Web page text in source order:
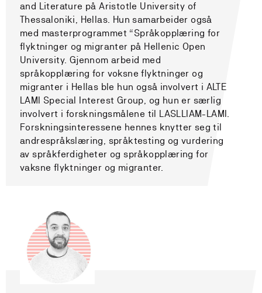
and Literature på Aristotle University of
Thessaloniki, Hellas. Hun samarbeider også
med masterprogrammet “Språkopplæring for
flyktninger og migranter på Hellenic Open
University. Gjennom arbeid med
språkopplæring for voksne flyktninger og
migranter i Hellas ble hun også involvert i ALTE
LAMI Special Interest Group, og hun er særlig
involvert i forskningsmålene til LASLLIAM-LAMI.
Forskningsinteressene hennes knytter seg til
andrespråkslæring, språktesting og vurdering
av språkferdigheter og språkopplæring for
vaksne flyktninger og migranter.